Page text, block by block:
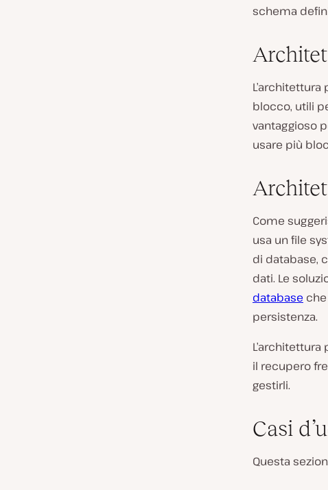
schema
blocco, utili
vantaggioso
usare più
Come
usa un file
di database,
dati. Le
database
persistenza.
il recupero
gestirli.
Casi
Questa